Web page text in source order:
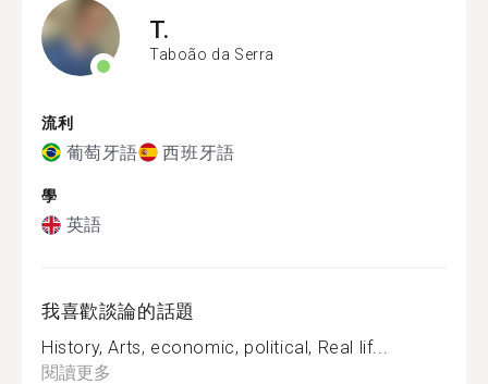
T.
Taboão da Serra
流利
葡萄牙語 西班牙語
學
英語
我喜歡談論的話題
History, Arts, economic, political, Real lif...
閱讀更多